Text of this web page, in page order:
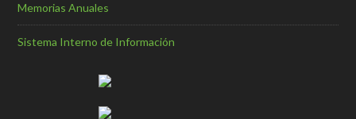
Memorias Anuales
Sistema Interno de Información